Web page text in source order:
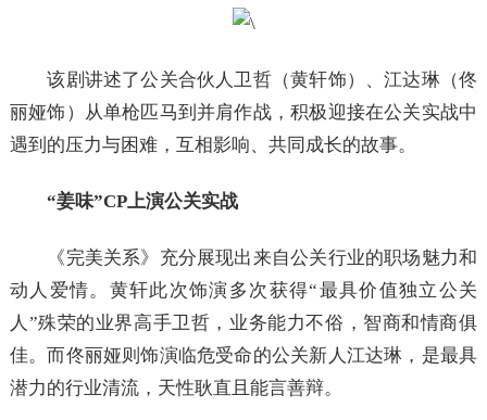
该剧讲述了公关合伙人卫哲（黄轩饰）、江达琳（佟
丽娅饰）从单枪匹马到并肩作战，积极迎接在公关实战中
遇到的压力与困难，互相影响、共同成长的故事。
“姜味”CP上演公关实战
《完美关系》充分展现出来自公关行业的职场魅力和
动人爱情。黄轩此次饰演多次获得“最具价值独立公关
人”殊荣的业界高手卫哲，业务能力不俗，智商和情商俱
佳。而佟丽娅则饰演临危受命的公关新人江达琳，是最具
潜力的行业清流，天性耿直且能言善辩。